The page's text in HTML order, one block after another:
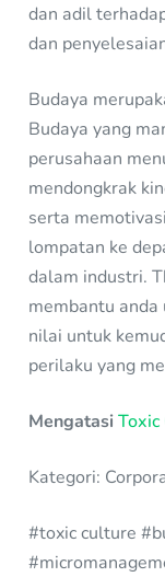
dan adil
dan
Budaya
Budaya yang
perusahaan
mendongkrak
serta
lompatan ke
dalam industri.
membantu
nilai untuk
perilaku yang
Mengatasi
Kategori:
#toxic culture